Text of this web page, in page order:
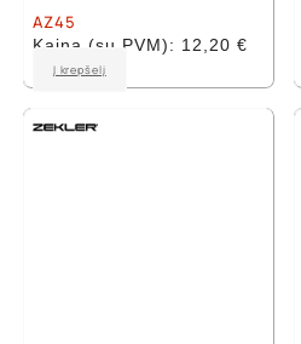
AZ45
Kaina (su PVM): 12,20 €
Į krepšelį